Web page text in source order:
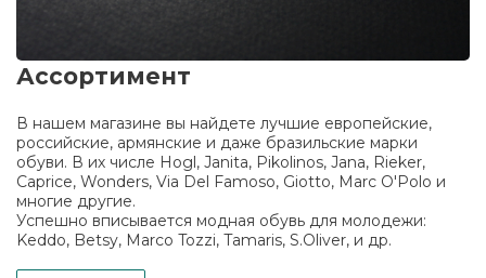
Ассортимент
В нашем магазине вы найдете лучшие европейские,
российские, армянские и даже бразильские марки
обуви. В их числе Hogl, Janita, Pikolinos, Jana, Rieker,
Caprice, Wonders, Via Del Famoso, Giotto, Marc O'Polo и
многие другие.
Успешно вписывается модная обувь для молодежи:
Keddo, Betsy, Marco Tozzi, Tamaris, S.Oliver, и др.